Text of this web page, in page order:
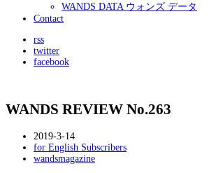
WANDS DATA ウォンズ データ
Contact
rss
twitter
facebook
WANDS REVIEW No.263
2019-3-14
for English Subscribers
wandsmagazine